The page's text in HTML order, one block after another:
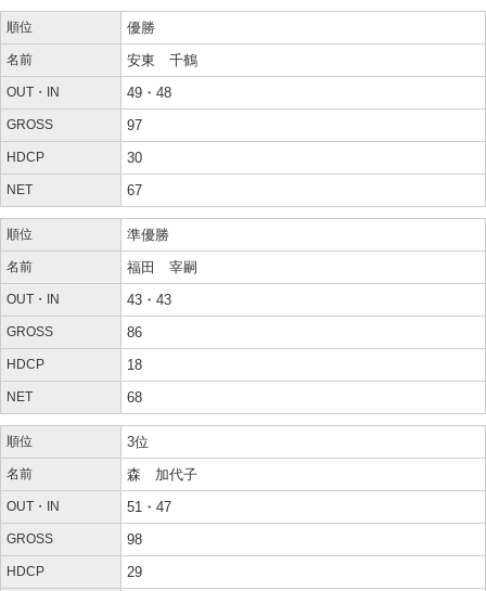
順位 優勝
名前 安東 千鶴
OUT・IN 49・48
GROSS 97
HDCP 30
NET 67
順位 準優勝
名前 福田 宰嗣
OUT・IN 43・43
GROSS 86
HDCP 18
NET 68
順位 3位
名前 森 加代子
OUT・IN 51・47
GROSS 98
HDCP 29